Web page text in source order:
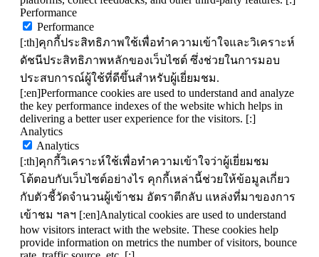
Performance
Performance
[:th]คุกกี้ประสิทธิภาพใช้เพื่อทำความเข้าใจและวิเคราะห์
ดัชนีประสิทธิภาพหลักของเว็บไซต์ ซึ่งช่วยในการมอบ
ประสบการณ์ผู้ใช้ที่ดีขึ้นสำหรับผู้เยี่ยมชม.
[:en]Performance cookies are used to understand and analyze
the key performance indexes of the website which helps in
delivering a better user experience for the visitors. [:]
Analytics
Analytics
[:th]คุกกี้วิเคราะห์ใช้เพื่อทำความเข้าใจว่าผู้เยี่ยมชม
โต้ตอบกับเว็บไซต์อย่างไร คุกกี้เหล่านี้ช่วยให้ข้อมูลเกี่ยว
กับตัวชี้วัดจำนวนผู้เข้าชม อัตราตีกลับ แหล่งที่มาของการ
เข้าชม ฯลฯ [:en]Analytical cookies are used to understand
how visitors interact with the website. These cookies help
provide information on metrics the number of visitors, bounce